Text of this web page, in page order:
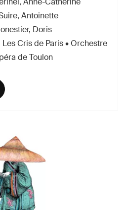
Antoinette
Doris
Cris de Paris • Orchestre
de Toulon